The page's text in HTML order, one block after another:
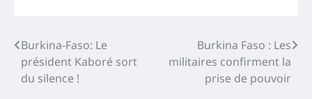
Post
navigation
Burkina-Faso: Le
président Kaboré sort
du silence !
Burkina Faso : Les
militaires confirment la
prise de pouvoir